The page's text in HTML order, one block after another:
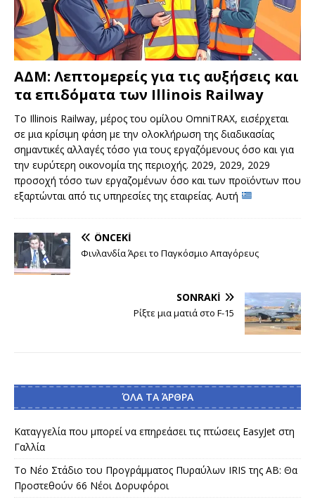
ΑΔΜ: Λεπτομερείς για τις αυξήσεις και
τα επιδόματα των Illinois Railway
Το Illinois Railway, μέρος του ομίλου OmniTRAX, εισέρχεται
σε μια κρίσιμη φάση με την ολοκλήρωση της διαδικασίας
σημαντικές αλλαγές τόσο για τους εργαζόμενους όσο και για
την ευρύτερη οικονομία της περιοχής. 2029, 2029, 2029
προσοχή τόσο των εργαζομένων όσο και των προϊόντων που
εξαρτώνται από τις υπηρεσίες της εταιρείας. Αυτή
ÖNCEKI
Φινλανδία Άρει το Παγκόσμιο Απαγόρευς
SONRAKI
Ρίξτε μια ματιά στο F-15
ΌΛΑ ΤΑ ΆΡΘΡΑ
Καταγγελία που μπορεί να επηρεάσει τις πτώσεις EasyJet στη
Γαλλία
Το Νέο Στάδιο του Προγράμματος Πυραύλων IRIS της AB: Θα
Προστεθούν 66 Νέοι Δορυφόροι